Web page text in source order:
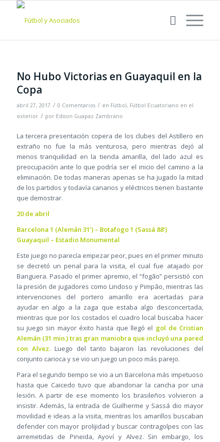
No Hubo Victorias en Guayaquil en la
Copa
abril 27, 2017 / 0 Comentarios / en Fútbol, Fútbol Ecuatoriano en el
exterior / por Edison Guapaz Zambrano
La tercera presentación copera de los clubes del Astillero en
extraño no fue la más venturosa, pero mientras dejó al
menos tranquilidad en la tienda amarilla, del lado azul es
preocupación ante lo que podría ser el inicio del camino a la
eliminación. De todas maneras apenas se ha jugado la mitad
de los partidos y todavía canarios y eléctricos tienen bastante
que demostrar.
20 de abril
Barcelona 1 (Alemán 31’) – Botafogo 1 (Sassá 88’)
Guayaquil – Estadio Monumental
Este juego no parecía empezar peor, pues en el primer minuto
se decretó un penal para la visita, el cual fue atajado por
Banguera. Pasado el primer apremio, el “fogão” persistió con
la presión de jugadores como Lindoso y Pimpão, mientras las
intervenciones del portero amarillo era acertadas para
ayudar en algo a la zaga que estaba algo desconcertada,
mientras que por los costados el cuadro local buscaba hacer
su juego sin mayor éxito hasta que llegó el gol de Cristian
Alemán (31 min.) tras gran maniobra que incluyó una pared
con Alvez.Luego del tanto bajaron las revoluciones del
conjunto carioca y se vio un juego un poco más parejo.
Para el segundo tiempo se vio a un Barcelona más impetuoso
hasta que Caicedo tuvo que abandonar la cancha por una
lesión. A partir de ese momento los brasileños volvieron a
insistir. Además, la entrada de Guilherme y Sassá dio mayor
movilidad e ideas a la visita, mientras los amarillos buscaban
defender con mayor prolijidad y buscar contragolpes con las
arremetidas de Pineida, Ayoví y Alvez. Sin embargo, los